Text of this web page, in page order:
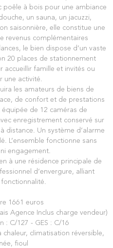
poêle à bois pour une ambiance
un sauna, un jacuzzi,
saisonnière, elle constitue une
revenus complémentaires
le bien dispose d’un vaste
20 places de stationnement
accueillir famille et invités ou
une activité.
les amateurs de biens de
de confort et de prestations
équipée de 12 caméras de
enregistrement conservé sur
distance. Un système d’alarme
L’ensemble fonctionne sans
engagement.
à une résidence principale de
d’envergure, alliant
1661 euros
Agence Inclus charge vendeur)
: C/127 - GES : C/16
climatisation réversible,
fioul